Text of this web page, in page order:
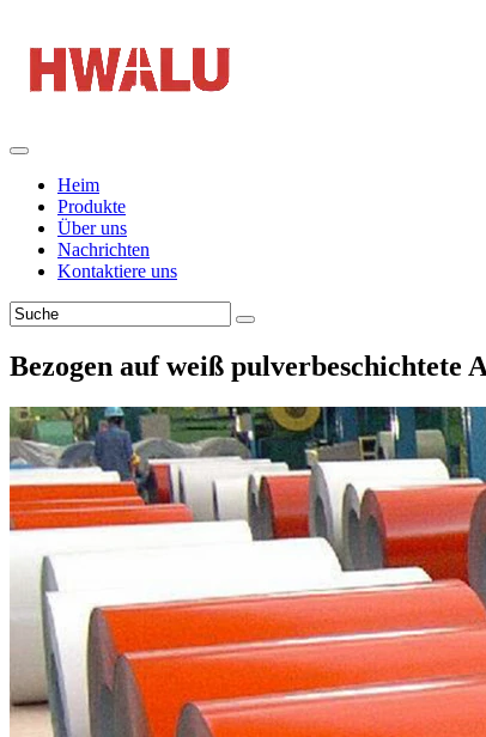
Heim
Produkte
Über uns
Nachrichten
Kontaktiere uns
Bezogen auf weiß pulverbeschichtete